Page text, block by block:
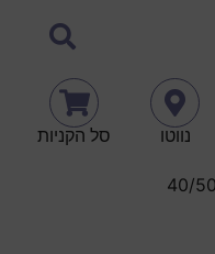
נווטו סל הקניות